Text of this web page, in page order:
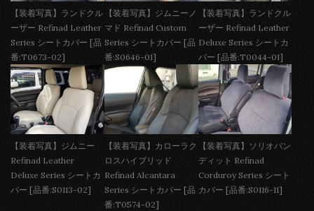
【装着写真】ランドクル
ーザー Refinad Leather
Series シートカバー [品
番:T0673-02]
【装着写真】ジムニーノ
マド Refinad Custom
Series シートカバー [品
番:S0646-01]
【装着写真】ランドクル
ーザー Refinad Leather
Deluxe Series シートカ
バー [品番:T0044-01]
【装着写真】ジムニー
Refinad Leather
Deluxe Series シートカ
バー [品番:S0113-02]
【装着写真】カローラク
ロスハイブリッド
Refinad Alcantara
Series シートカバー [品
番:T0574-02]
【装着写真】ソリオバン
ディット Refinad
Corduroy Series シート
カバー [品番:S0116-11]